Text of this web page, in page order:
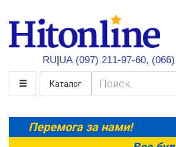
RU|UA (097) 211-97-60,
HitOnline
Каталог
Перемога за нами!